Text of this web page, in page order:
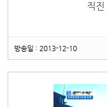
직
방송일 : 2013-12-10